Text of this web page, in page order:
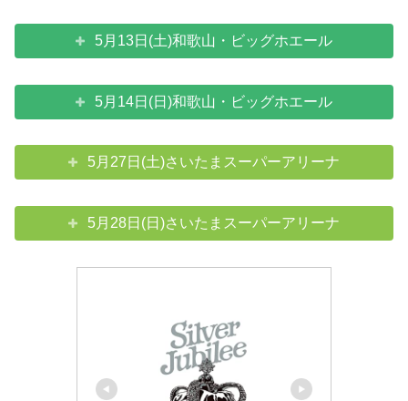
5月13日(土)和歌山・ビッグホエール
5月14日(日)和歌山・ビッグホエール
5月27日(土)さいたまスーパーアリーナ
5月28日(日)さいたまスーパーアリーナ